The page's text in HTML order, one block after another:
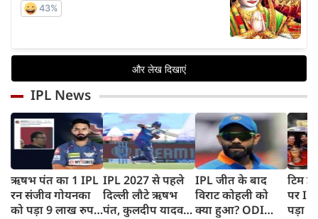
IPL News
ऋषभ पंत का 1 IPL
रन संजीव गोयनका
को पड़ा 9 लाख रुपए
IPL 2027 से पहले
दिल्ली लौटे ऋषभ
पंत, कुलदीप यादव
IPL जीत के बाद
विराट कोहली को
क्या हुआ? ODI
टिम
पर
पड़ा